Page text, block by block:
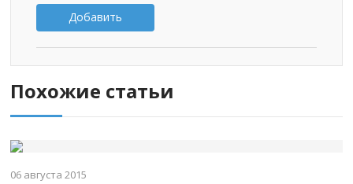
Добавить
Похожие статьи
06 августа 2015